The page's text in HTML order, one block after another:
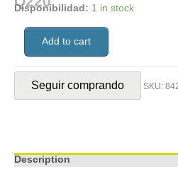
Disponibilidad: 1 in stock
Add to cart
Seguir comprando SKU:
Description